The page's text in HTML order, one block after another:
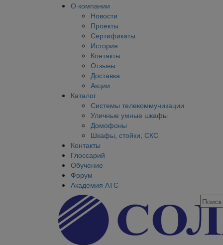
О компании
Новости
Проекты
Сертификаты
История
Контакты
Отзывы
Доставка
Акции
Каталог
Системы телекоммуникации
Уличные умные шкафы
Домофоны
Шкафы, стойки, СКС
Контакты
Глоссарий
Обучение
Форум
Академия АТС